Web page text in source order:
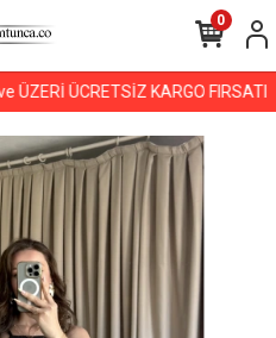
ÜZERİ ÜCRETSİZ KARGO FIRSATI
0